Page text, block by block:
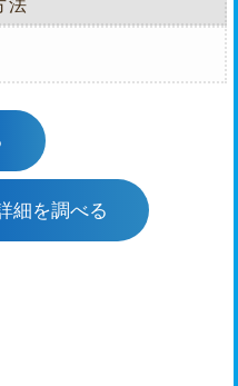
法
細を調べる